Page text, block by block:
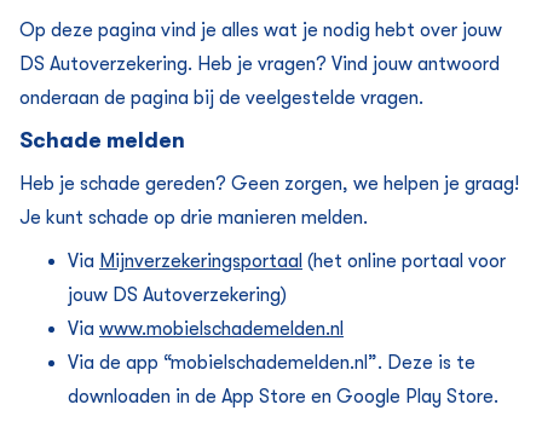
Op deze pagina vind je alles wat je nodig hebt over jouw
DS Auto­verzekering. Heb je vragen? Vind jouw antwoord
onderaan de pagina bij de veelgestelde vragen.
Schade melden
Heb je schade gereden? Geen zorgen, we helpen je graag!
Je kunt schade op drie manieren melden.
Via Mijnverzekeringsportaal (het online portaal voor
jouw DS Auto­verzekering)
Via www.mobielschademelden.nl
Via de app “mobielschademelden.nl”. Deze is te
downloaden in de App Store en Google Play Store.